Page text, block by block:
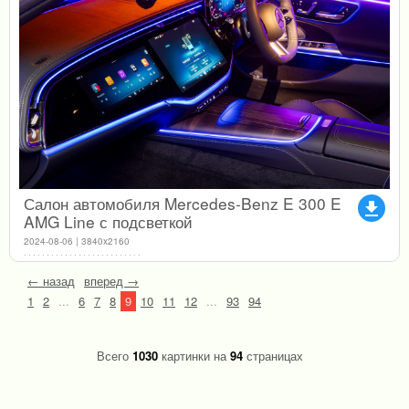
file_download
Салон автомобиля Mercedes-Benz E 300 E
AMG Line с подсветкой
2024-08-06 | 3840x2160
← назад вперед →
1
2 ... 6 7 8 9 10 11 12 ... 93 94
Всего 1030 картинки на94 страницах